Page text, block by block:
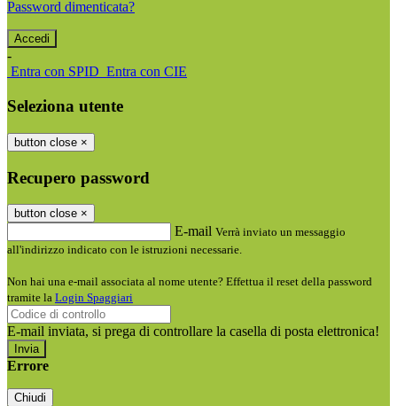
Password dimenticata?
-
Entra con SPID Entra con CIE
Seleziona utente
button close ×
Recupero password
button close ×
E-mail Verrà inviato un messaggio
all'indirizzo indicato con le istruzioni necessarie.
Non hai una e-mail associata al nome utente? Effettua il reset della password
tramite la Login Spaggiari
E-mail inviata, si prega di controllare la casella di posta elettronica!
Errore
Chiudi